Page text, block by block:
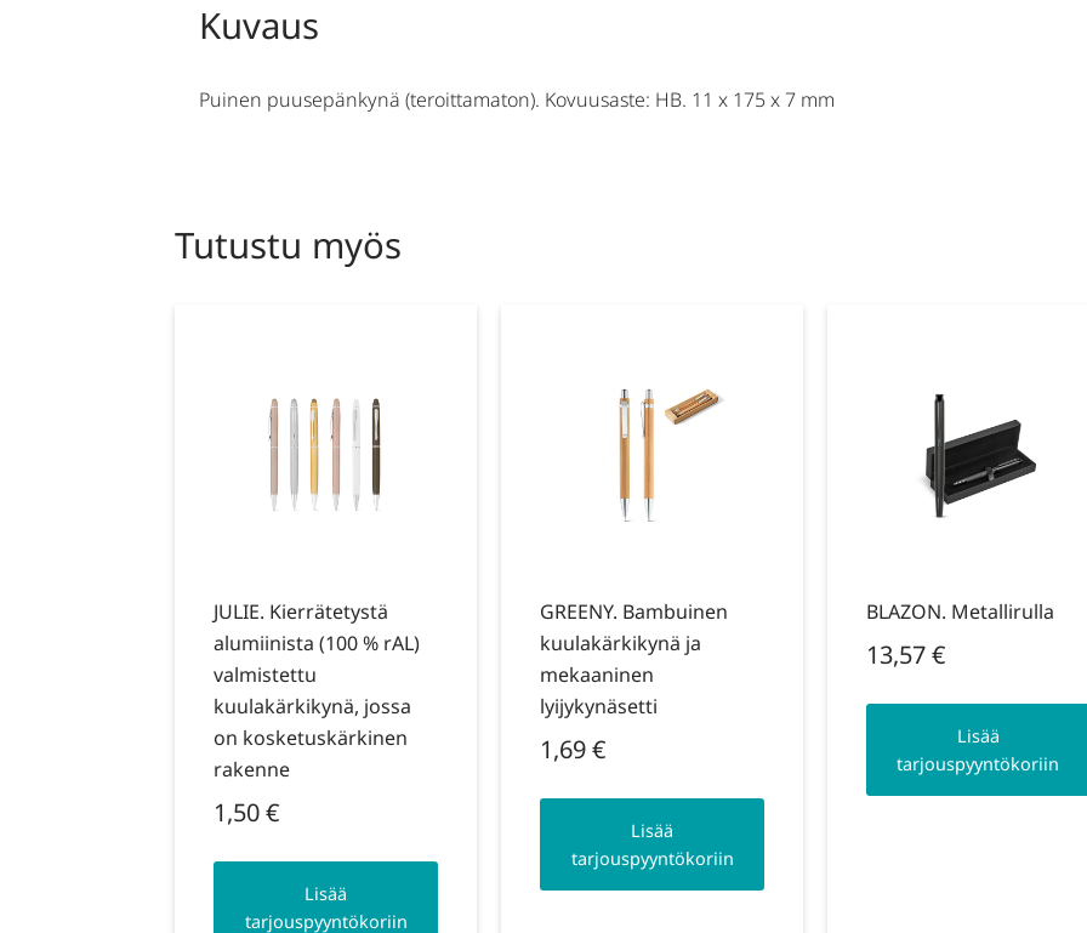
Kuvaus
Puinen puusepänkynä (teroittamaton). Kovuusaste: HB. 11 x 175 x 7 mm
Tutustu myös
JULIE. Kierrätetystä
alumiinista (100 % rAL)
valmistettu
kuulakärkikynä, jossa
on kosketuskärkinen
rakenne
1,50€
Lisää
tarjouspyyntökoriin
GREENY. Bambuinen
kuulakärkikynä ja
mekaaninen
lyijykynäsetti
1,69€
Lisää
tarjouspyyntökoriin
BLAZON. Metallirulla
13,57€
Lisää
tarjouspyyntökoriin